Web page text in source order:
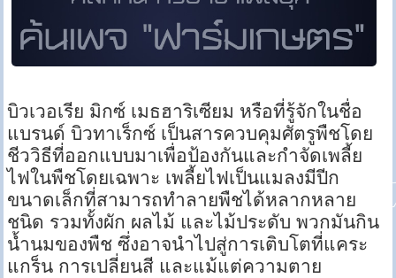
บิวเวอเรีย มิกซ์ เมธฮาริเซียม หรือที่รู้จักในชื่อ
แบรนด์ บิวทาเร็กซ์ เป็นสารควบคุมศัตรูพืชโดย
ชีววิธีที่ออกแบบมาเพื่อป้องกันและกำจัดเพลี้ย
ไฟในพืชโดยเฉพาะ เพลี้ยไฟเป็นแมลงมีปีก
ขนาดเล็กที่สามารถทำลายพืชได้หลากหลาย
ชนิด รวมทั้งผัก ผลไม้ และไม้ประดับ พวกมันกิน
น้ำนมของพืช ซึ่งอาจนำไปสู่การเติบโตที่แคระ
แกร็น การเปลี่ยนสี และแม้แต่ความตาย